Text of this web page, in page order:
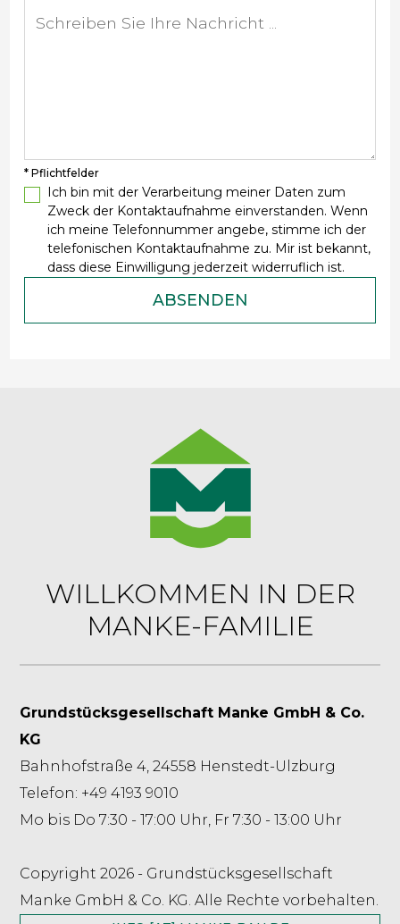
* Pflichtfelder
Ich bin mit der Verarbeitung meiner Daten zum
Zweck der Kontaktaufnahme einverstanden. Wenn
ich meine Telefonnummer angebe, stimme ich der
telefonischen Kontaktaufnahme zu. Mir ist bekannt,
dass diese Einwilligung jederzeit widerruflich ist.
WILLKOMMEN IN DER
MANKE-FAMILIE
Grundstücksgesellschaft Manke GmbH & Co.
KG
Bahnhofstraße 4, 24558 Henstedt-Ulzburg
Telefon: +49 4193 9010
Mo bis Do 7:30 - 17:00 Uhr, Fr 7:30 - 13:00 Uhr
Copyright 2026 - Grundstücksgesellschaft
Manke GmbH & Co. KG. Alle Rechte vorbehalten.